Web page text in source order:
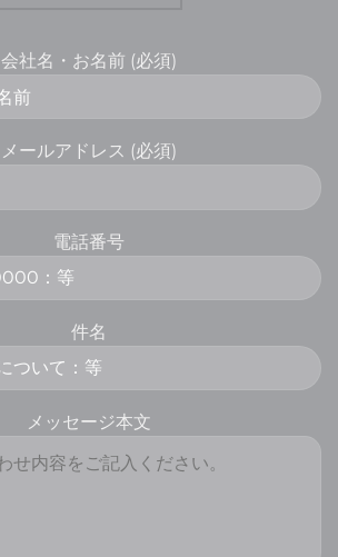
会社名・お名前 (必須)
メールアドレス (必須)
電話番号
件名
メッセージ本文